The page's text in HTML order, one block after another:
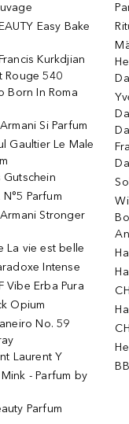
Easy Bake
Kurkdjian
Rouge 540
Born In Roma
Si Parfum
Gaultier Le Male
N°5 Parfum
Stronger
La vie est belle
Intense
Vibe Erba Pura
Opium
No. 59
Laurent Y
- Parfum by
Parfum